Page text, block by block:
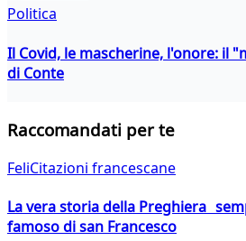
Politica
Il Covid, le mascherine, l'onore: il
di Conte
Raccomandati per te
FeliCitazioni francescane
La vera storia della Preghiera
famoso di san Francesco